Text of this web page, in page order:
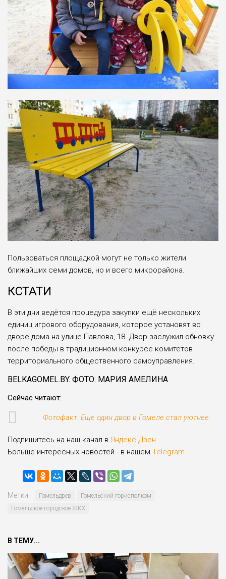
Пользоваться площадкой могут не только жители
ближайших семи домов, но и всего микрорайона.
КСТАТИ
В эти дни ведётся процедура закупки ещё нескольких
единиц игрового оборудования, которое установят во
дворе дома на улице Павлова, 18. Двор заслужил обновку
после победы в традиционном конкурсе комитетов
территориального общественного самоуправления.
BELKAGOMEL.BY. ФОТО: МАРИЯ АМЕЛИНА
Сейчас читают:
Фотофакт. Еще один двор в Гомеле стал уютнее
Подпишитесь на наш канал в Яндекс.Дзен
Больше интересных новостей - в нашем Telegram
Метки: Гомельдрев
Гомельский горисполком
Гомельское городское ЖКХ
В ТЕМУ...